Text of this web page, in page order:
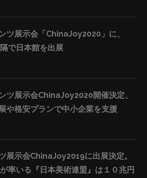
ツ展示会「ChinaJoy2020」に、
で日本館を出展
ツ展示会ChinaJoy2020開催決定、
や格安プランで中小企業を支援
展示会ChinaJoy2019に出展決定。
率いる『日本美術連盟』は１０兆円